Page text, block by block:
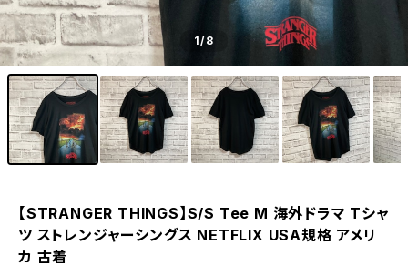
1/8
【STRANGER THINGS】S/S Tee M 海外ドラマ Tシャ
ツ ストレンジャーシングス NETFLIX USA規格 アメリ
カ 古着